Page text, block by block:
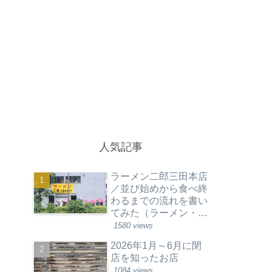
人気記事
ラーメン二郎三田本店
／並び始めから食べ終
わるまでの流れを書い
てみた（ラーメン・東
京都港区）
1580 views
2026年1月～6月に閉
店を知ったお店